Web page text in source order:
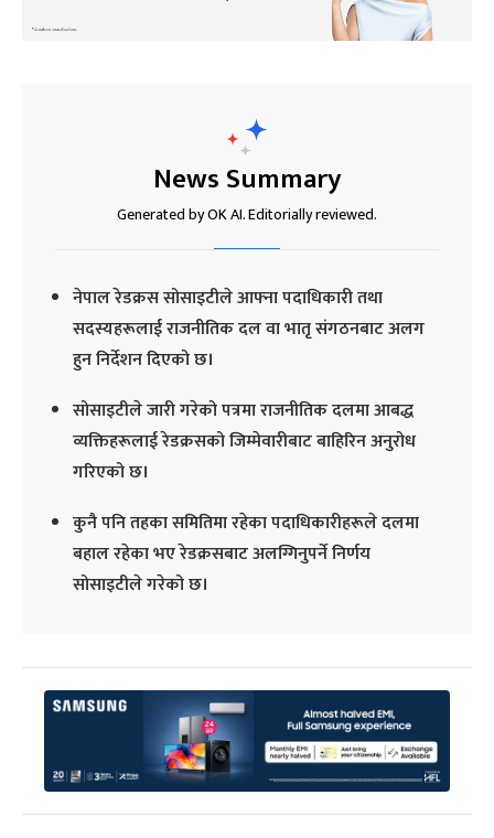
News Summary
Generated by OK AI. Editorially reviewed.
नेपाल रेडक्रस सोसाइटीले आफ्ना पदाधिकारी तथा
सदस्यहरूलाई राजनीतिक दल वा भातृ संगठनबाट अलग
हुन निर्देशन दिएको छ।
सोसाइटीले जारी गरेको पत्रमा राजनीतिक दलमा आबद्ध
व्यक्तिहरूलाई रेडक्रसको जिम्मेवारीबाट बाहिरिन अनुरोध
गरिएको छ।
कुनै पनि तहका समितिमा रहेका पदाधिकारीहरूले दलमा
बहाल रहेका भए रेडक्रसबाट अलग्गिनुपर्ने निर्णय
सोसाइटीले गरेको छ।